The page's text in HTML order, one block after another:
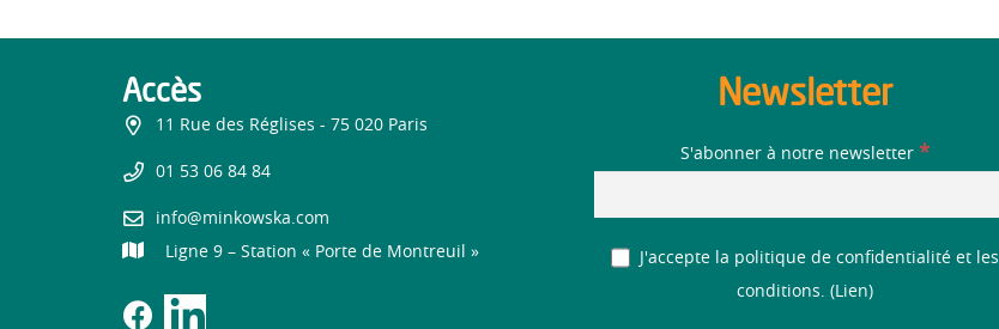
Accès
11 Rue des Réglises - 75 020 Paris
01 53 06 84 84
info@minkowska.com
Ligne 9 – Station « Porte de Montreuil »
Newsletter
S'abonner à notre newsletter *
J'accepte la politique de confidentialité et les
conditions. ( Lien)